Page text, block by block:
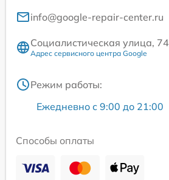
info@google-repair-center.ru
Социалистическая улица, 74
Адрес сервисного центра Google
Режим работы:
Ежедневно с 9:00 до 21:00
Способы оплаты